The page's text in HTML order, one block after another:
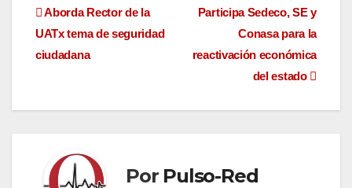
Navegación
de
Participa Sedeco, SE y
Conasa para la
reactivación económica
del estado
Aborda Rector de la
UATx tema de seguridad
ciudadana
Por Pulso-Red